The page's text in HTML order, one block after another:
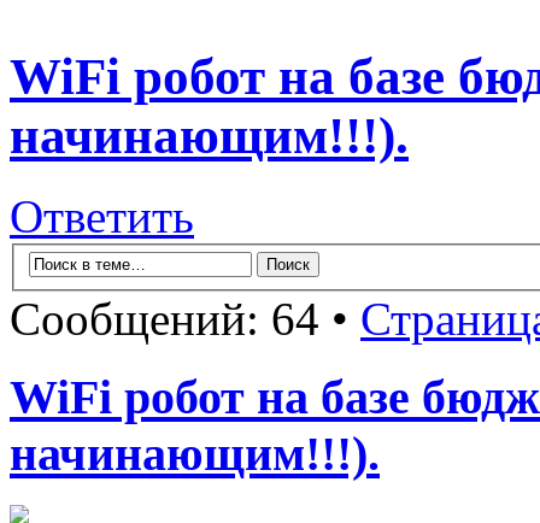
WiFi робот на базе
начинающим!!!).
Ответить
Сообщений: 64 •
WiFi робот на базе
начинающим!!!).